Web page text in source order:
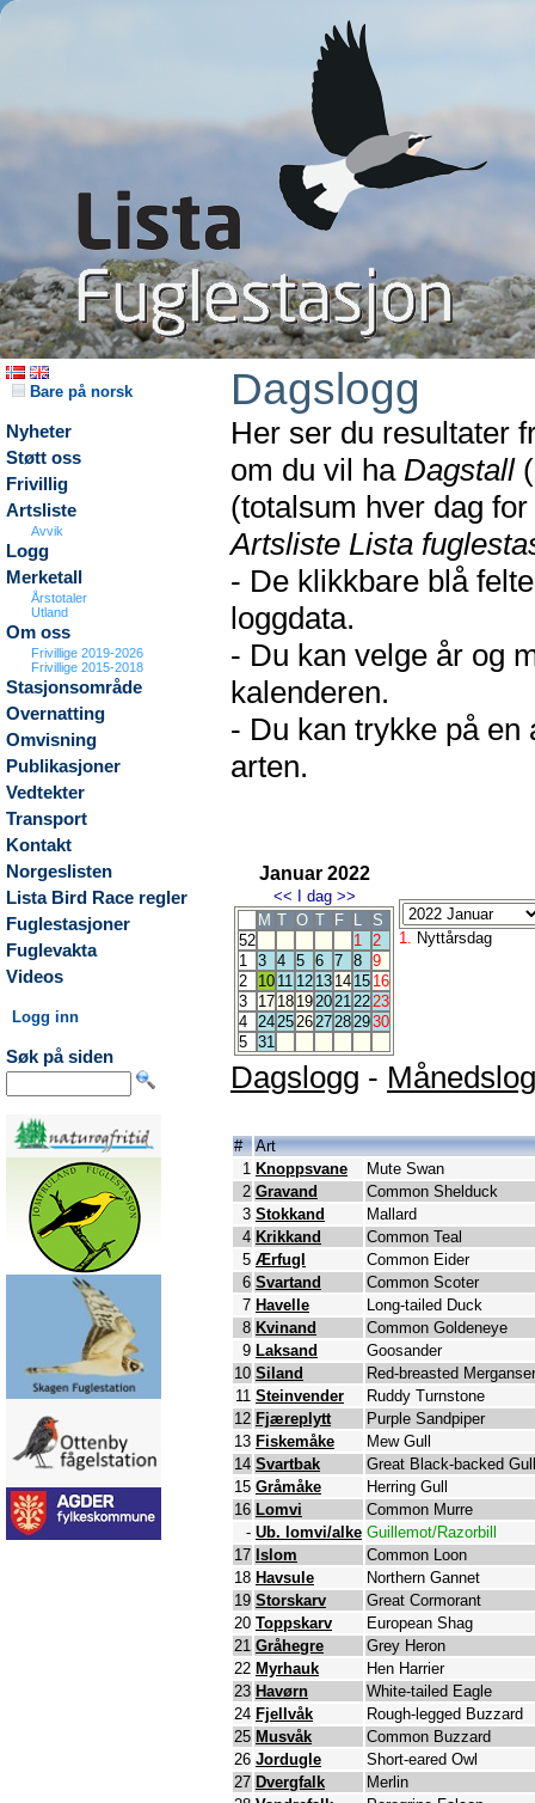
Bare på norsk
Nyheter
Støtt oss
Frivillig
Artsliste
Avvik
Logg
Merketall
Årstotaler
Utland
Om oss
Frivillige 2019-2026
Frivillige 2015-2018
Stasjonsområde
Overnatting
Omvisning
Publikasjoner
Vedtekter
Transport
Kontakt
Norgeslisten
Lista Bird Race regler
Fuglestasjoner
Fuglevakta
Videos
Logg inn
Søk på siden
Dagslogg
Her ser du resultater
om du vil ha Dagstall
(totalsum hver dag
Artsliste Lista
- De klikkbare blå
loggdata.
- Du kan velge år og
kalenderen.
- Du kan trykke på en
arten.
Januar 2022
<< I dag >>
M T O T F L
S
52
1 2
1 3 4 5 6 7 8 9
2
10 11 12 13 14 15 16
3
17 18 1920212223
4 24252627282930
5 31
1. Nyttårsdag
Dagslogg -
#
Art
1 Knoppsvane
Mute Swan
2 Gravand
Common Shelduck
3 Stokkand
Mallard
4 Krikkand
Common Teal
5 Ærfugl
Common Eider
6 Svartand
Common Scoter
7 Havelle
Long-tailed Duck
8 Kvinand
Common Goldeneye
9 Laksand
Goosander
10 Siland
Red-breasted Merganser
11 Steinvender
Ruddy Turnstone
12 Fjæreplytt
Purple Sandpiper
13 Fiskemåke
Mew Gull
14 Svartbak
Great Black-backed Gull
15 Gråmåke
Herring Gull
16 Lomvi
Common Murre
- Ub. lomvi/alke Guillemot/Razorbill
17 Islom
Common Loon
18 Havsule
Northern Gannet
19 Storskarv
Great Cormorant
20 Toppskarv
European Shag
21 Gråhegre
Grey Heron
22 Myrhauk
Hen Harrier
23 Havørn
White-tailed Eagle
24 Fjellvåk
Rough-legged Buzzard
25 Musvåk
Common Buzzard
26 Jordugle
Short-eared Owl
27 Dvergfalk
Merlin